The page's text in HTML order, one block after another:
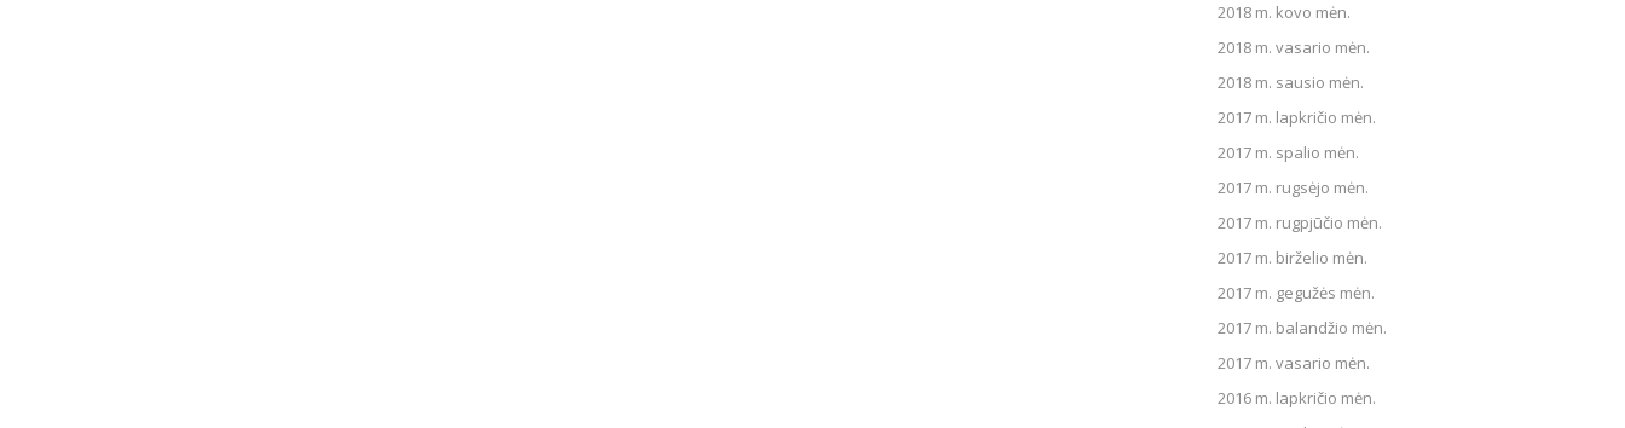
2018 m. kovo mėn.
2018 m. vasario mėn.
2018 m. sausio mėn.
2017 m. lapkričio mėn.
2017 m. spalio mėn.
2017 m. rugsėjo mėn.
2017 m. rugpjūčio mėn.
2017 m. birželio mėn.
2017 m. gegužės mėn.
2017 m. balandžio mėn.
2017 m. vasario mėn.
2016 m. lapkričio mėn.